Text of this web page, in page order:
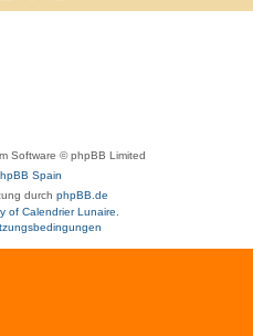
Software © phpBB Limited
Spain
durch phpBB.de
of Calendrier Lunaire.